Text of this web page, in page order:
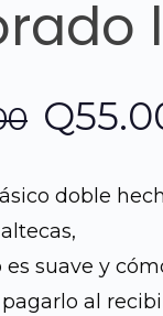
El
original
era:
Q
doble
es suave y
al